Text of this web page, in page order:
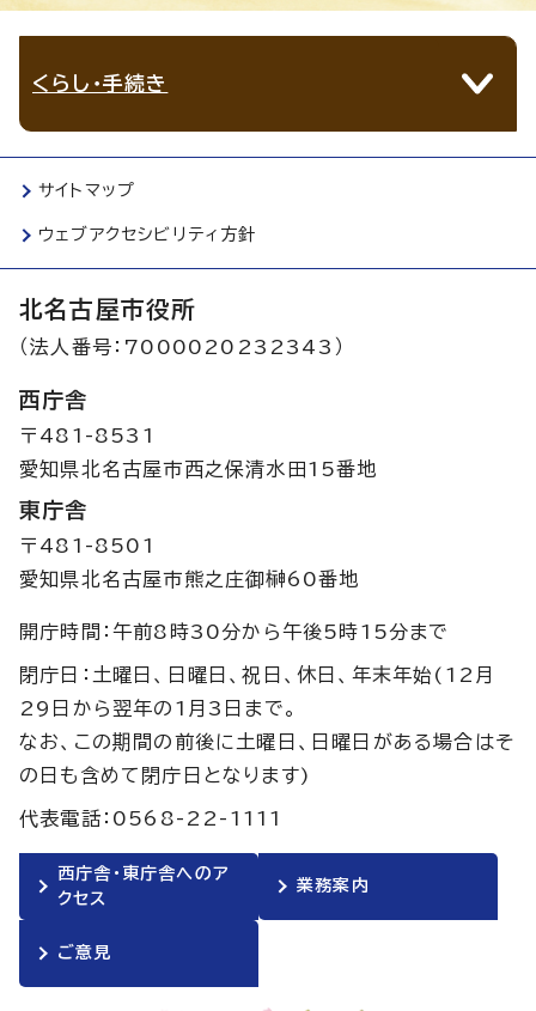
くらし・手続き
サイトマップ
ウェブアクセシビリティ方針
北名古屋市役所
（法人番号：7000020232343）
西庁舎
〒481-8531
愛知県北名古屋市西之保清水田15番地
東庁舎
〒481-8501
愛知県北名古屋市熊之庄御榊60番地
開庁時間：午前8時30分から午後5時15分まで
閉庁日：土曜日、日曜日、祝日、休日、年末年始(12月
29日から翌年の1月3日まで。
なお、この期間の前後に土曜日、日曜日がある場合はそ
の日も含めて閉庁日となります)
代表電話：0568-22-1111
西庁舎・東庁舎へのア
クセス
業務案内
ご意見